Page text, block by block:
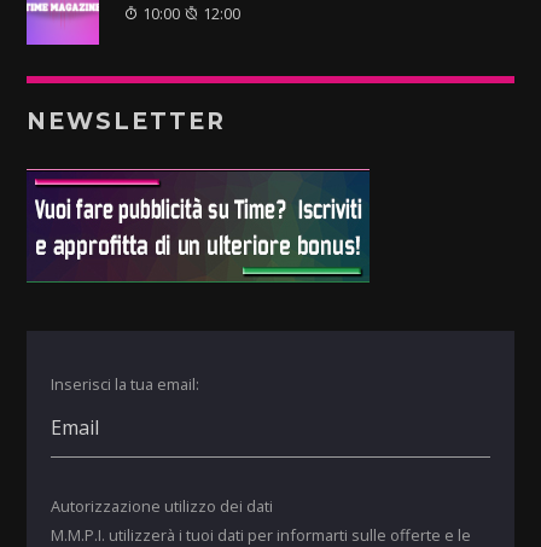
10:00 12:00
NEWSLETTER
Inserisci la tua email:
Autorizzazione utilizzo dei dati
M.M.P.I. utilizzerà i tuoi dati per informarti sulle offerte e le